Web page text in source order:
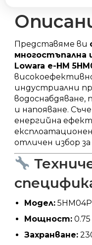
Представяме ви
многостъпална
Lowara e-HM
индустриални
водоснабдяване,
и напояване.
енергийна
отличен избор
Модел:
Мощност: 0.75
Захранване: